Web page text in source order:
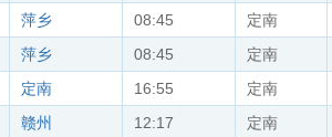
萍乡 08:45 定南
萍乡 08:45 定南
定南 16:55 定南
赣州 12:17 定南